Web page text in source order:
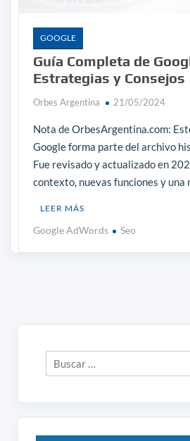
GOOGLE
Guía Completa de
Estrategias y Consejos
Orbes Argentina 21/05/2024
Nota de OrbesArgentina.com:
Google forma parte del archivo
Fue revisado y actualizado en
contexto, nuevas funciones y
LEER MÁS
Google AdWords Seo